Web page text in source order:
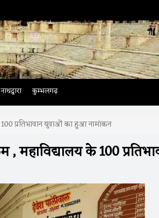
नाथद्वारा कुम्भलगढ़
प्रतिभावान युवाओं का हुआ नामांकन
महाविद्यालय के 100